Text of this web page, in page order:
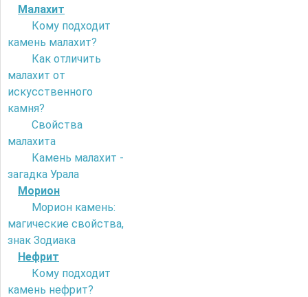
Малахит
Кому подходит
камень малахит?
Как отличить
малахит от
искусственного
камня?
Свойства
малахита
Камень малахит -
загадка Урала
Морион
Морион камень:
магические свойства,
знак Зодиака
Нефрит
Кому подходит
камень нефрит?